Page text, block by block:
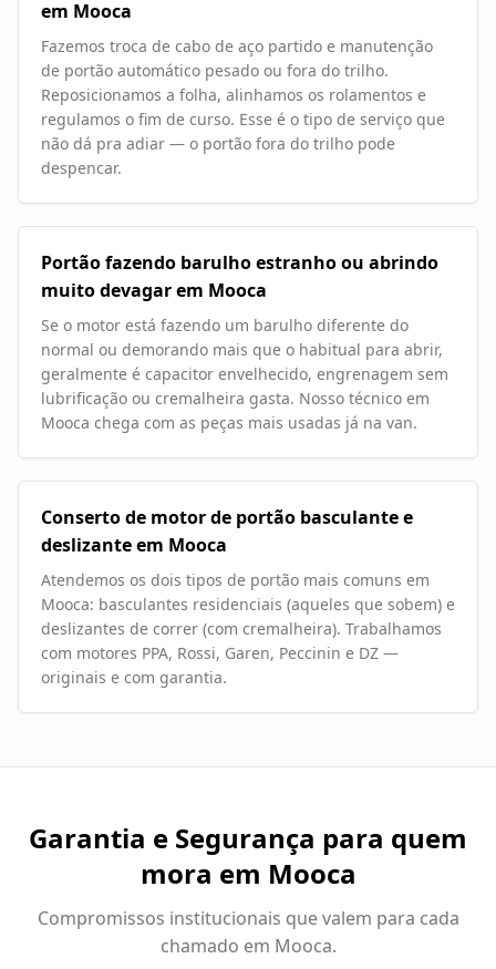
em Mooca
Fazemos troca de cabo de aço partido e manutenção
de portão automático pesado ou fora do trilho.
Reposicionamos a folha, alinhamos os rolamentos e
regulamos o fim de curso. Esse é o tipo de serviço que
não dá pra adiar — o portão fora do trilho pode
despencar.
Portão fazendo barulho estranho ou abrindo
muito devagar em Mooca
Se o motor está fazendo um barulho diferente do
normal ou demorando mais que o habitual para abrir,
geralmente é capacitor envelhecido, engrenagem sem
lubrificação ou cremalheira gasta. Nosso técnico em
Mooca chega com as peças mais usadas já na van.
Conserto de motor de portão basculante e
deslizante em Mooca
Atendemos os dois tipos de portão mais comuns em
Mooca: basculantes residenciais (aqueles que sobem) e
deslizantes de correr (com cremalheira). Trabalhamos
com motores PPA, Rossi, Garen, Peccinin e DZ —
originais e com garantia.
Garantia e Segurança para quem
mora em Mooca
Compromissos institucionais que valem para cada
chamado em Mooca.